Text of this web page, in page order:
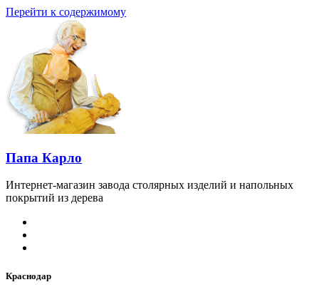
Перейти к содержимому
Папа Карло
Интернет-магазин завода столярных изделий и напольных
покрытий из дерева
Краснодар